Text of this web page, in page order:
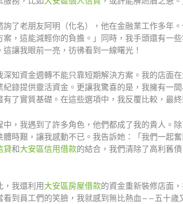
詢了老朋友阿明（化名），他在金融業工作多年
案，這能減輕你的負擔。」同時，我手頭還有一
這讓我眼前一亮，彷彿看到一線曙光！
深知資金週轉不能只靠短期解決方案。我的店面
紀錄提供靈活資金。更讓我驚喜的是，我擁有一
有了實質基礎。在這些選項中，我反覆比較，最
中，我遇到了許多角色，他們都成了我的貴人。
體時艱，讓我感動不已。我告訴她：「我們一起
貸和大安區信用借款的結合，我們清除了高利舊
，我還利用 大安區房屋借款的資金重新裝修店面
看到員工們的笑臉，我就感到無比熱血——五十